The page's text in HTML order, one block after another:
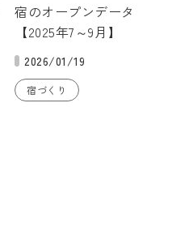
宿のオープンデータ
【2025年7～9月】
2026/01/19
宿づくり